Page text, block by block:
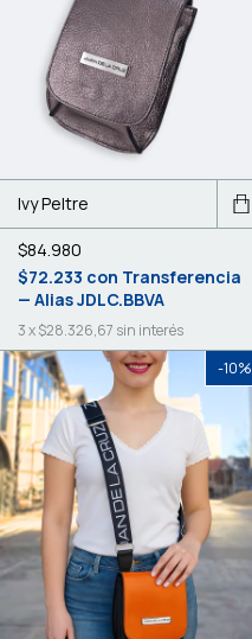
Ivy Peltre
$84.980
$72.233 con Transferencia
— Alias JDLC.BBVA
3x$28.326,67 sin interés
-10%